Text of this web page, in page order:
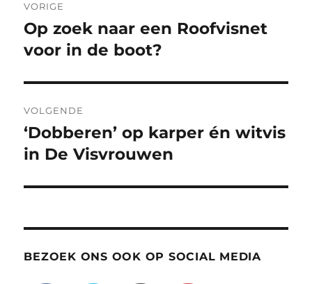
navigatie
VORIGE
Vorig
bericht:
Op zoek naar een Roofvisnet
voor in de boot?
VOLGENDE
Volgend
bericht:
‘Dobberen’ op karper én witvis
in De Visvrouwen
BEZOEK ONS OOK OP SOCIAL MEDIA